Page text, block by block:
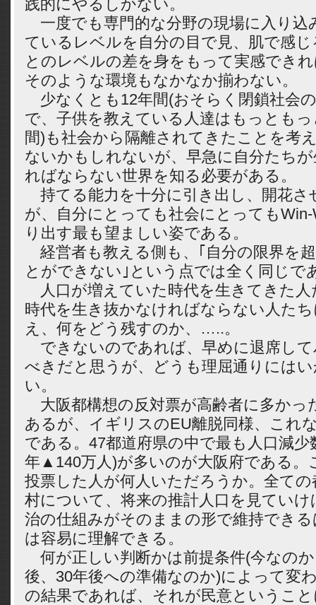
践的にやるしかない。
一度でも専門的な分野の現場に入り込
ているレベルを自分の目で見、肌で感
とのレベルの差を身をもって実感でき
そのような環境もなかなか揃わない。
少なくとも12年間(おそらく閉鎖社会
で、子供を教えている人達はもっとも
間)も社会から隔離されてきたことを考
ないかもしれないが、早急に自分たち
ればならない世界を知る必要がある。
持てる能力を十分に引き出し、開花さ
が、自分にとっても社会にとっても
り出す最も望ましい姿である。
経営者も教える側も、｢自分の限界を
とができない｣という点では全く同じで
人口が増えていた時代を生きてきた人
時代を生き抜かなければならない人た
え、何をどう残すのか、…..。
できないのであれば、早めに退席し
べきだと思うが、どうも理屈通りには
い。
大阪都構想の反対票が高齢者に多かっ
あるが、イギリスのEU離脱同様、これ
である。47都道府県の中で最も人口減少
年▲140万人)が多いのが大阪府である。
投票した人が何人いただろうか。全ての
村について、将来の推計人口を見ていけ
治の仕組みがそのままの形で維持でき
は容易に理解できる。
何が正しい判断かは前提条件(今なの
後、30年後への準備なのか)によって変
の結果であれば、それが民意というこ